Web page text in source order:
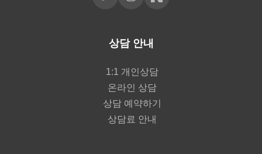
상담 안내
1:1 개인상담
온라인 상담
상담 예약하기
상담료 안내